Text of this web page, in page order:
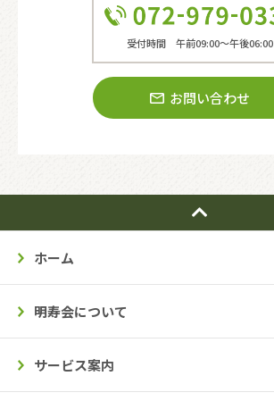
受付時間 午前09:00〜午後06:00
お問い合わせ
ホーム
明寿会について
サービス案内